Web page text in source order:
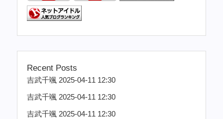
Recent Posts
吉武千颯 2025-04-11 12:30
吉武千颯 2025-04-11 12:30
吉武千颯 2025-04-11 12:30